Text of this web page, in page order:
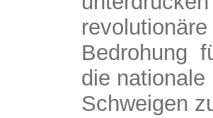
Bedrohung
die
Schweigen